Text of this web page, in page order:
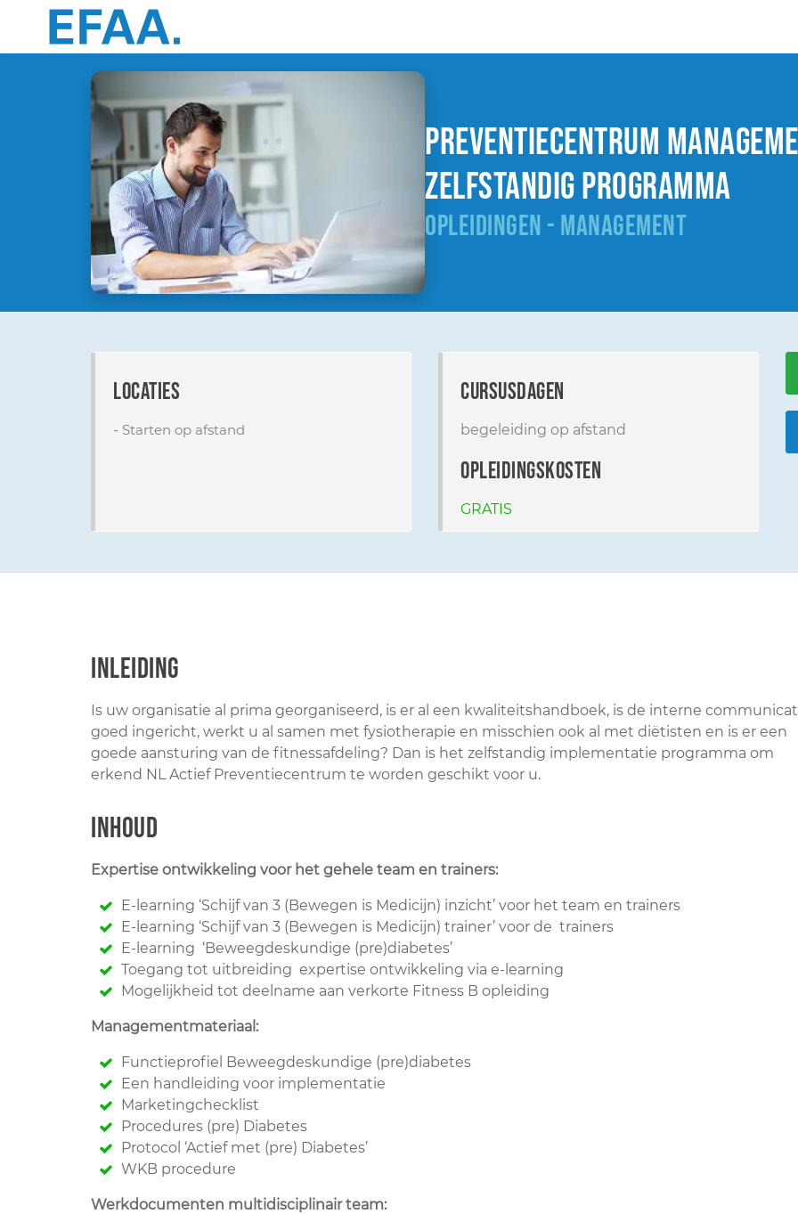
Preventiecentrum
zelfstandig programma
OPLEIDINGEN - MANAGEMENT
locaties
- Starten op afstand
cursusdagen
begeleiding op afstand
opleidingskosten
GRATIS
Inleiding
Is uw organisatie al prima georganiseerd, is er al een kwaliteitshandboek, is de interne
goed ingericht, werkt u al samen met fysiotherapie en misschien ook al met diëtisten en is er een
goede aansturing van de fitnessafdeling? Dan is het zelfstandig implementatie programma om
erkend NL Actief Preventiecentrum te worden geschikt voor u.
Inhoud
Expertise ontwikkeling voor het gehele team en trainers:
E-learning ‘Schijf van 3 (Bewegen is Medicijn) inzicht’ voor het team en trainers
E-learning ‘Schijf van 3 (Bewegen is Medicijn) trainer’ voor de trainers
E-learning ‘Beweegdeskundige (pre)diabetes’
Toegang tot uitbreiding expertise ontwikkeling via e-learning
Mogelijkheid tot deelname aan verkorte Fitness B opleiding
Managementmateriaal:
Functieprofiel Beweegdeskundige (pre)diabetes
Een handleiding voor implementatie
Marketingchecklist
Procedures (pre) Diabetes
Protocol ‘Actief met (pre) Diabetes’
WKB procedure
Werkdocumenten multidisciplinair team: